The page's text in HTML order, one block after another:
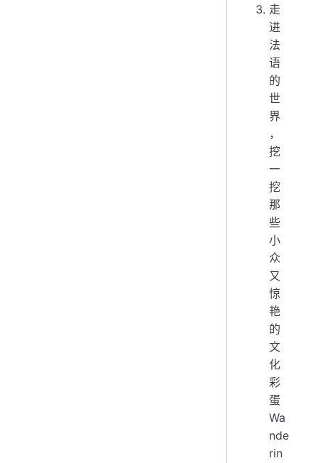
走
进
法
语
的
世
界
，
挖
一
挖
那
些
小
众
又
惊
艳
的
文
化
彩
蛋
Wa
nde
rin